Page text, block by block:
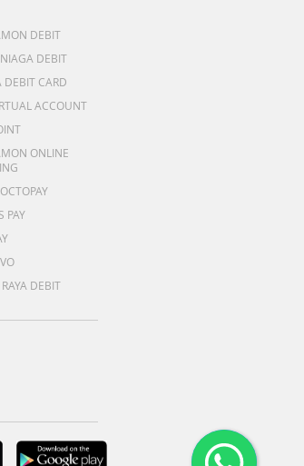
DEBIT
DEBIT
DEBIT CARD
ACCOUNT
ONLINE
PAY
DEBIT